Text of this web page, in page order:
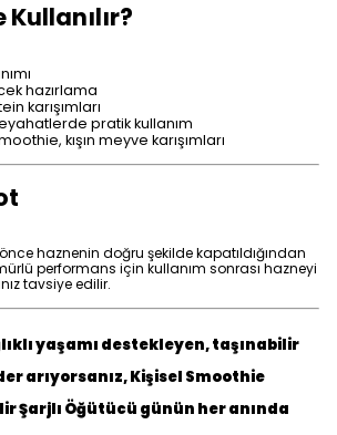
hazırlama
karışımları
pratik kullanım
kışın meyve karışımları
haznenin doğru şekilde kapatıldığından
performans için kullanım sonrası hazneyi
tavsiye edilir.
yaşamı destekleyen, taşınabilir
arıyorsanız, Kişisel Smoothie
Şarjlı Öğütücü günün her anında